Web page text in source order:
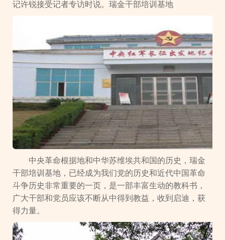
记许锐接受记者专访时说。瑞金干部培训基地
中央革命根据地和中华苏维埃共和国的历史，瑞金
干部培训基地，已经成为我们党的历史和近代中国革命
斗争历史非常重要的一页，是一部丰富生动的教科书，
广大干部和党员应该不断从中得到教益，收到启迪，获
得力量。